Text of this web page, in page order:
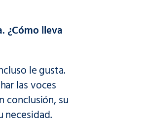
¿Cómo lleva
le gusta.
las voces
conclusión, su
necesidad.